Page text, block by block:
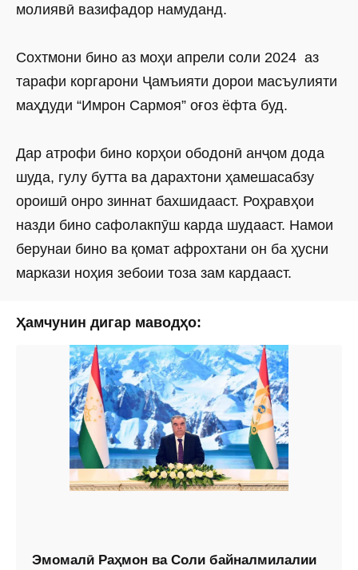
молиявӣ вазифадор намуданд.
Сохтмони бино аз моҳи апрели соли 2024 аз
тарафи коргарони Ҷамъияти дорои масъулияти
маҳдуди “Имрон Сармоя” оғоз ёфта буд.
Дар атрофи бино корҳои ободонӣ анҷом дода
шуда, гулу бутта ва дарахтони ҳамешасабзу
ороишӣ онро зиннат бахшидааст. Роҳравҳои
назди бино сафолакпӯш карда шудааст. Намои
берунаи бино ва қомат афрохтани он ба ҳусни
маркази ноҳия зебоии тоза зам кардааст.
Ҳамчунин дигар маводҳо:
Эмомалӣ Раҳмон ва Соли байналмилалии